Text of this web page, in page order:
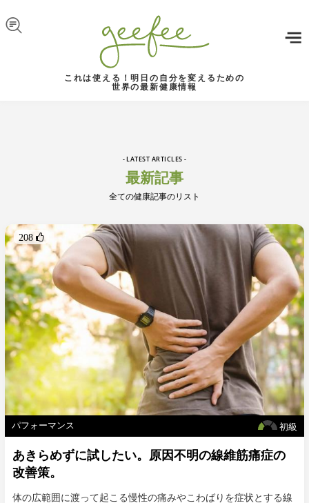
これは使える！明日の自分を変えるための
世界の最新健康情報
- LATEST ARTICLES -
最新記事
全ての健康記事のリスト
208 
初級
パフォーマンス
あきらめずに試したい。原因不明の線維筋痛症の
改善策。
体の広範囲に渡って起こる慢性の痛みやこわばりを症状とする線